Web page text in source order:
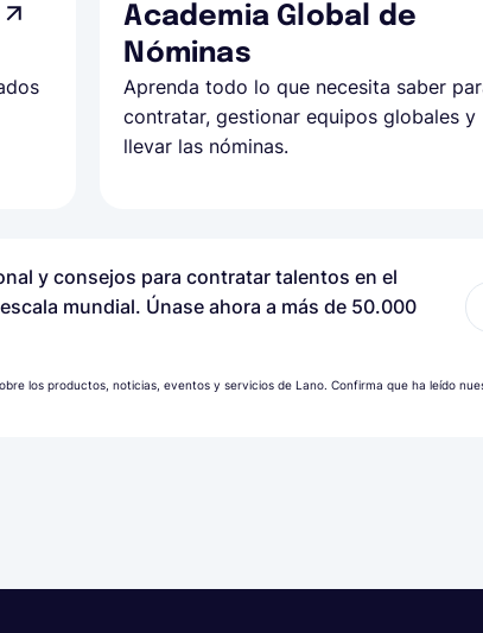
Academia Global de
Nóminas
Aprenda todo lo que necesita saber
contratar, gestionar equipos globales y
llevar las nóminas.
y consejos para contratar talentos en el
mundial. Únase ahora a más de 50.000
los productos, noticias, eventos y servicios de Lano. Confirma que ha leído